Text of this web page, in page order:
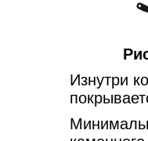
Изнутри